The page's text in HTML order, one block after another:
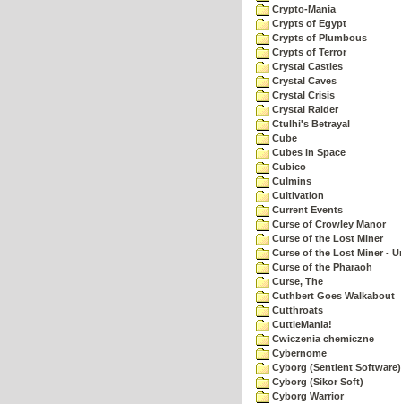
Crypto-Mania
Crypts of Egypt
Crypts of Plumbous
Crypts of Terror
Crystal Castles
Crystal Caves
Crystal Crisis
Crystal Raider
Ctulhi's Betrayal
Cube
Cubes in Space
Cubico
Culmins
Cultivation
Current Events
Curse of Crowley Manor
Curse of the Lost Miner
Curse of the Lost Miner -
Curse of the Pharaoh
Curse, The
Cuthbert Goes Walkabout
Cutthroats
CuttleMania!
Cwiczenia chemiczne
Cybernome
Cyborg (Sentient Software)
Cyborg (Sikor Soft)
Cyborg Warrior